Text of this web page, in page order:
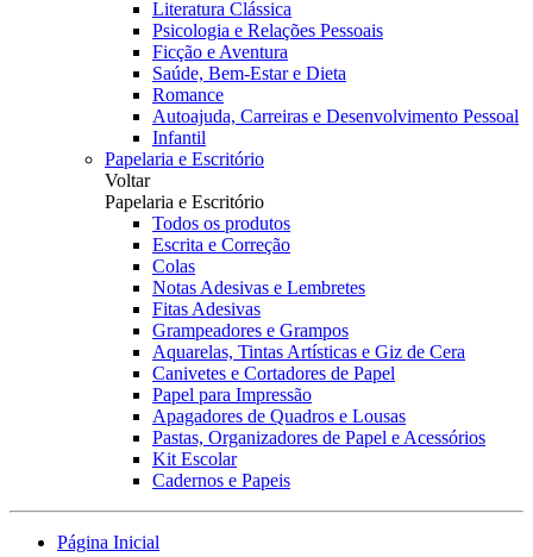
Literatura Clássica
Psicologia e Relações Pessoais
Ficção e Aventura
Saúde, Bem-Estar e Dieta
Romance
Autoajuda, Carreiras e Desenvolvimento Pessoal
Infantil
Papelaria e Escritório
Voltar
Papelaria e Escritório
Todos os produtos
Escrita e Correção
Colas
Notas Adesivas e Lembretes
Fitas Adesivas
Grampeadores e Grampos
Aquarelas, Tintas Artísticas e Giz de Cera
Canivetes e Cortadores de Papel
Papel para Impressão
Apagadores de Quadros e Lousas
Pastas, Organizadores de Papel e Acessórios
Kit Escolar
Cadernos e Papeis
Página Inicial